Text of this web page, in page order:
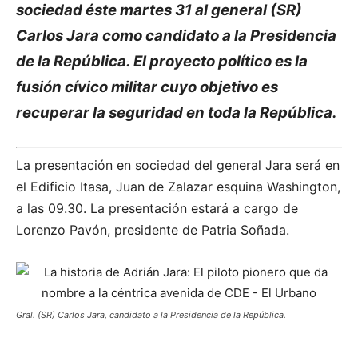
sociedad éste martes 31 al general (SR)
Carlos Jara como candidato a la Presidencia
de la República. El proyecto político es la
fusión cívico militar cuyo objetivo es
recuperar la seguridad en toda la República.
La presentación en sociedad del general Jara será en
el Edificio Itasa, Juan de Zalazar esquina Washington,
a las 09.30. La presentación estará a cargo de
Lorenzo Pavón, presidente de Patria Soñada.
Gral. (SR) Carlos Jara, candidato a la Presidencia de la República.